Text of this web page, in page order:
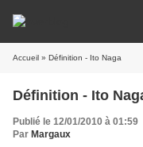
Accueil » Définition - Ito Naga
Définition - Ito
Publié le 12/01/2010 à 01:59
Par Margaux